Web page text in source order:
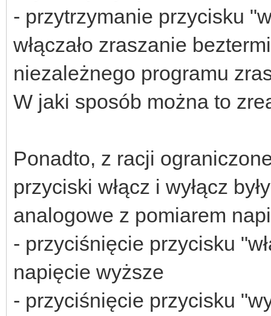
- przytrzymanie przycisku
włączało zraszanie
niezależnego programu
W jaki sposób można to
Ponadto, z racji
przyciski włącz i wyłącz
analogowe z pomiarem
- przyciśnięcie przycisku
napięcie wyższe
- przyciśnięcie przycisku